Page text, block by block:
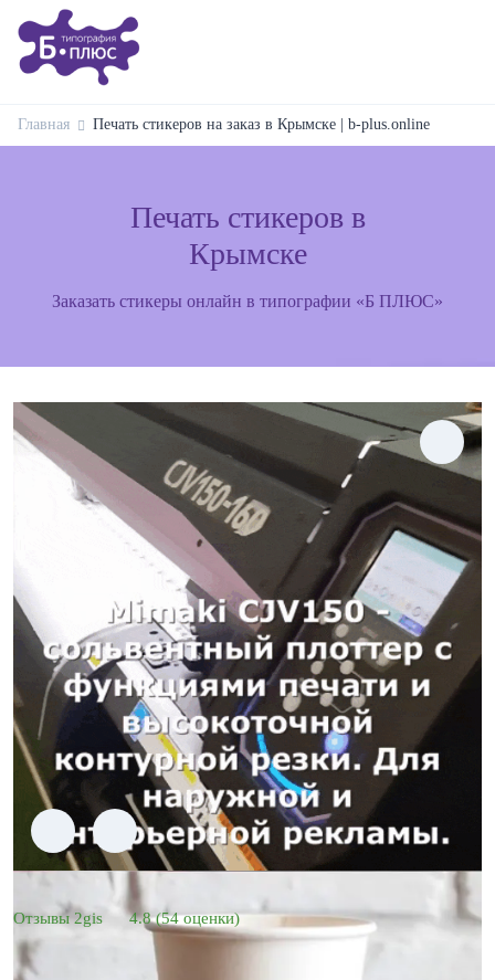
Главная Печать стикеров на заказ в Крымске | b-plus.online
Печать стикеров в
Крымске
Заказать стикеры онлайн в типографии «Б ПЛЮС»
Отзывы 2gis 4.8(54 оценки)